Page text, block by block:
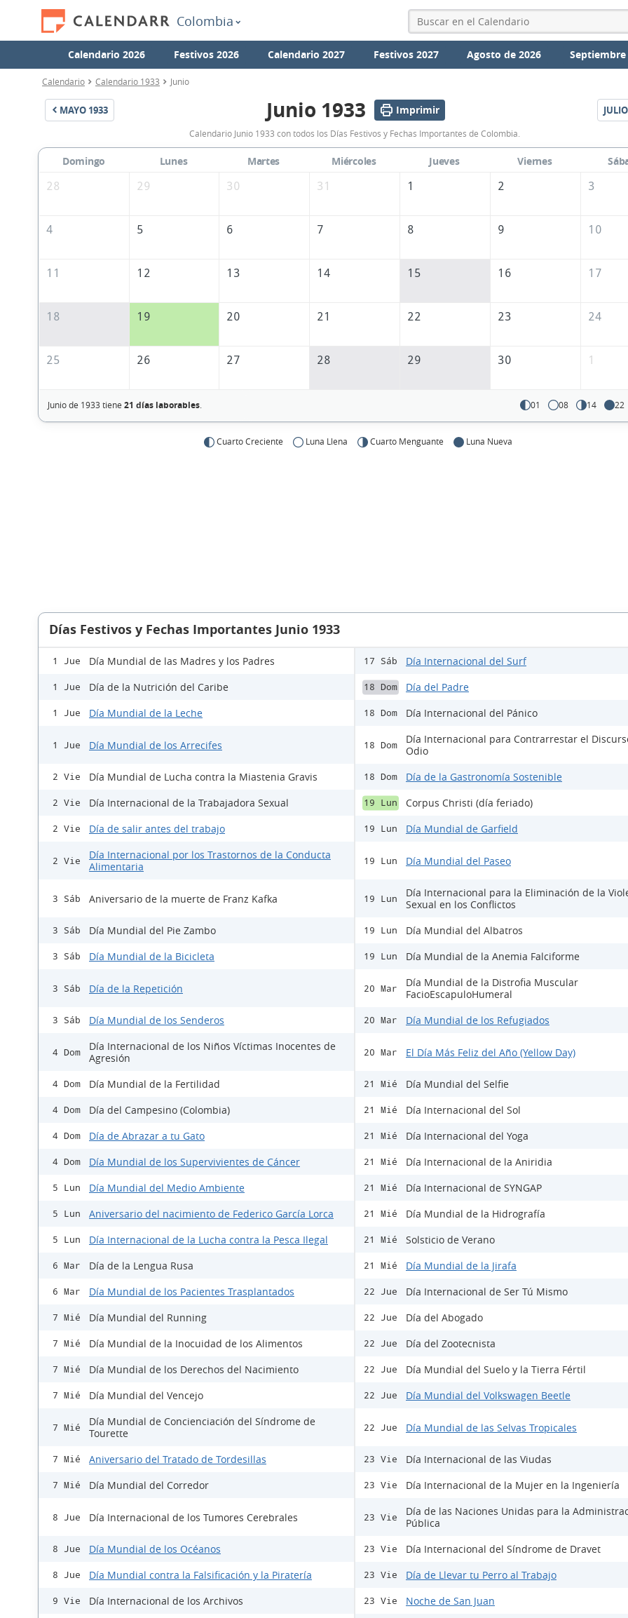
Colombia
Calendario 2026 Festivos 2026 Calendario 2027 Festivos 2027 Agosto de 2026 Septiembre
Calendario Calendario 1933 Junio
MAYO 1933
Calendario
Junio
1933
Colombia
Junio 1933 Imprimir JULIO
Calendario Junio 1933 con todos los Días Festivos y Fechas Importantes de Colombia.
Domingo Lunes Martes Miércoles Jueves Viernes
28
29 30 31 1 2 3
4 5 6 7 8 9 10
11 12 13 14 15 16 17
18 19 20 21 22 23 24
25 26 27 28 29 30 1
Junio de 1933 tiene 21 días laborables. 01 08 14 22
Cuarto Creciente Luna Llena Cuarto Menguante Luna Nueva
Días Festivos y Fechas Importantes Junio 1933
1 Jue Día Mundial de las Madres y los Padres
1 Jue Día de la Nutrición del Caribe
1 Jue Día Mundial de la Leche
1 Jue Día Mundial de los Arrecifes
2 Vie Día Mundial de Lucha contra la Miastenia Gravis
2 Vie Día Internacional de la Trabajadora Sexual
2 Vie Día de salir antes del trabajo
2 Vie
Día Internacional por los Trastornos de la Conducta
Alimentaria
3 Sáb Aniversario de la muerte de Franz Kafka
3 Sáb Día Mundial del Pie Zambo
3 Sáb Día Mundial de la Bicicleta
3 Sáb Día de la Repetición
3 Sáb Día Mundial de los Senderos
4 Dom
Día Internacional de los Niños Víctimas Inocentes de
Agresión
4 Dom Día Mundial de la Fertilidad
4 Dom Día del Campesino (Colombia)
4 Dom Día de Abrazar a tu Gato
4 Dom Día Mundial de los Supervivientes de Cáncer
5 Lun Día Mundial del Medio Ambiente
5 Lun Aniversario del nacimiento de Federico García Lorca
5 Lun Día Internacional de la Lucha contra la Pesca Ilegal
6 Mar Día de la Lengua Rusa
6 Mar Día Mundial de los Pacientes Trasplantados
7 Mié Día Mundial del Running
7 Mié Día Mundial de la Inocuidad de los Alimentos
7 Mié Día Mundial de los Derechos del Nacimiento
7 Mié Día Mundial del Vencejo
7 Mié
Día Mundial de Concienciación del Síndrome de
Tourette
7 Mié Aniversario del Tratado de Tordesillas
7 Mié Día Mundial del Corredor
8 Jue Día Internacional de los Tumores Cerebrales
8 Jue Día Mundial de los Océanos
8 Jue Día Mundial contra la Falsificación y la Piratería
9 Vie Día Internacional de los Archivos
17 Sáb Día Internacional del Surf
18 Dom Día del Padre
18 Dom Día Internacional del Pánico
18 Dom
Día Internacional para Contrarrestar el
Odio
18 Dom Día de la Gastronomía Sostenible
19 Lun Corpus Christi (día feriado)
19 Lun Día Mundial de Garfield
19 Lun Día Mundial del Paseo
19 Lun
Día Internacional para la Eliminación de la
Sexual en los Conflictos
19 Lun Día Mundial del Albatros
19 Lun Día Mundial de la Anemia Falciforme
20 Mar
Día Mundial de la Distrofia Muscular
FacioEscapuloHumeral
20 Mar Día Mundial de los Refugiados
20 Mar El Día Más Feliz del Año (Yellow Day)
21 Mié Día Mundial del Selfie
21 Mié Día Internacional del Sol
21 Mié Día Internacional del Yoga
21 Mié Día Internacional de la Aniridia
21 Mié Día Internacional de SYNGAP
21 Mié Día Mundial de la Hidrografía
21 Mié Solsticio de Verano
21 Mié Día Mundial de la Jirafa
22 Jue Día Internacional de Ser Tú Mismo
22 Jue Día del Abogado
22 Jue Día del Zootecnista
22 Jue Día Mundial del Suelo y la Tierra Fértil
22 Jue Día Mundial del Volkswagen Beetle
22 Jue Día Mundial de las Selvas Tropicales
23 Vie Día Internacional de las Viudas
23 Vie Día Internacional de la Mujer en la Ingeniería
23 Vie
Día de las Naciones Unidas para la
Pública
23 Vie Día Internacional del Síndrome de Dravet
23 Vie Día de Llevar tu Perro al Trabajo
23 Vie Noche de San Juan